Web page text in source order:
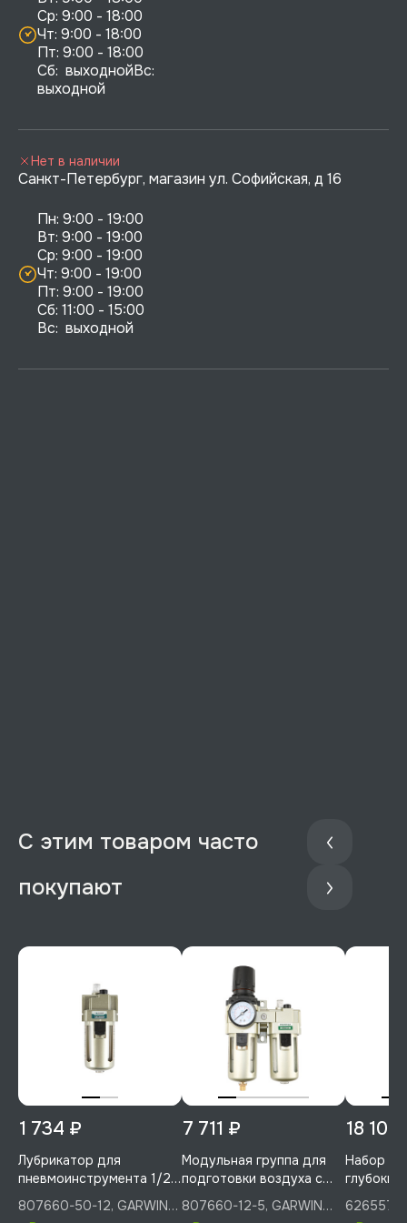
Ср: 9:00 - 18:00
Чт: 9:00 - 18:00
Пт: 9:00 - 18:00
Сб:  выходнойВс:
выходной
Санкт-Петербург, магазин ул. Софийская, д 16
Пн: 9:00 - 19:00
Вт: 9:00 - 19:00
Ср: 9:00 - 19:00
Чт: 9:00 - 19:00
Пт: 9:00 - 19:00
Сб: 11:00 - 15:00
Вс:  выходной
Нет в наличии
С этим товаром часто
покупают
1 734 ₽
Лубрикатор для
пневмоинструмента 1/2",
GARWIN PRO, 807660-
50-12
807660-50-12, GARWIN
7 711 ₽
Модульная группа для
подготовки воздуха с
регулятором давления и
манометром, 1/2", 5 мкм.,
807660-12-5, GARWIN
18 100
Набор
мм,
626557-1
626557-